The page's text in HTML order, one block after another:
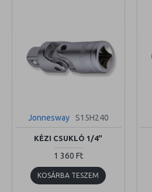
Jonnesway S15H240
KÉZI CSUKLÓ 1/4"
1 360 Ft
KOSÁRBA TESZEM